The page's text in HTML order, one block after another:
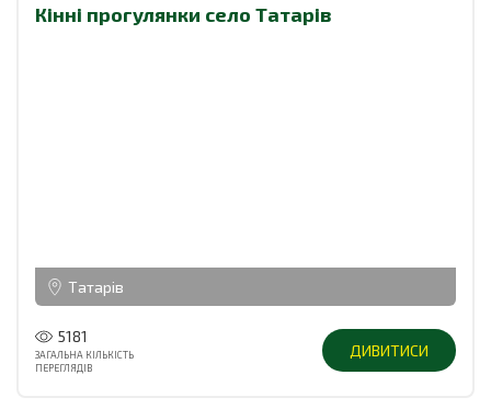
Кінні прогулянки село Татарів
Татарів
5181
ЗАГАЛЬНА КІЛЬКІСТЬ
ПЕРЕГЛЯДІВ
ДИВИТИСИ